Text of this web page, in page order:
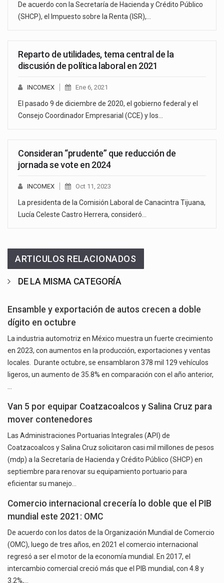
De acuerdo con la Secretaría de Hacienda y Crédito Público
(SHCP), el Impuesto sobre la Renta (ISR),…
Reparto de utilidades, tema central de la
discusión de política laboral en 2021
INCOMEX Ene 6, 2021
El pasado 9 de diciembre de 2020, el gobierno federal y el
Consejo Coordinador Empresarial (CCE) y los…
Consideran “prudente” que reducción de
jornada se vote en 2024
INCOMEX Oct 11, 2023
La presidenta de la Comisión Laboral de Canacintra Tijuana,
Lucía Celeste Castro Herrera, consideró…
ARTICULOS RELACIONADOS
DE LA MISMA CATEGORÍA
Ensamble y exportación de autos crecen a doble
dígito en octubre
La industria automotriz en México muestra un fuerte crecimiento
en 2023, con aumentos en la producción, exportaciones y ventas
locales. Durante octubre, se ensamblaron 378 mil 129 vehículos
ligeros, un aumento de 35.8% en comparación con el año anterior,
Van 5 por equipar Coatzacoalcos y Salina Cruz para
mover contenedores
Las Administraciones Portuarias Integrales (API) de
Coatzacoalcos y Salina Cruz solicitaron casi mil millones de pesos
(mdp) a la Secretaría de Hacienda y Crédito Público (SHCP) en
septiembre para renovar su equipamiento portuario para
eficientar su manejo…
Comercio internacional crecería lo doble que el PIB
mundial este 2021: OMC
De acuerdo con los datos de la Organización Mundial de Comercio
(OMC), luego de tres años, en 2021 el comercio internacional
regresó a ser el motor de la economía mundial. En 2017, el
intercambio comercial creció más que el PIB mundial, con 4.8 y
3.2%,…